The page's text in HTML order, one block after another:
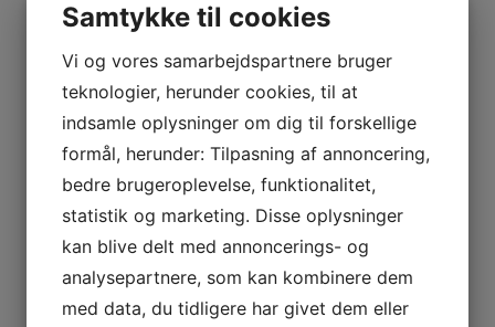
CARBO Skraldeblokke
CARBO Skraldeblok 40mm
CARBO Skraldeblok 57mm
CARBO Skraldeblok 75mm
Classic Blokke
Bullet Classic Blokke 29mm
Bullet Classic Blokke 38mm
Bullet Classic Blokke 57mm
Element Blokke
Element Blokke 45mm
Element Blokke 60mm
Element Blokke 80mm
ESP Cruising Blokke
Samtykke til cookies
Vi og vores samarbejdspartnere bruger
teknologier, herunder cookies, til at
indsamle oplysninger om dig til forskellige
formål, herunder: Tilpasning af annoncering,
bedre brugeroplevelse, funktionalitet,
statistik og marketing. Disse oplysninger
kan blive delt med annoncerings- og
analysepartnere, som kan kombinere dem
med data, du tidligere har givet dem eller